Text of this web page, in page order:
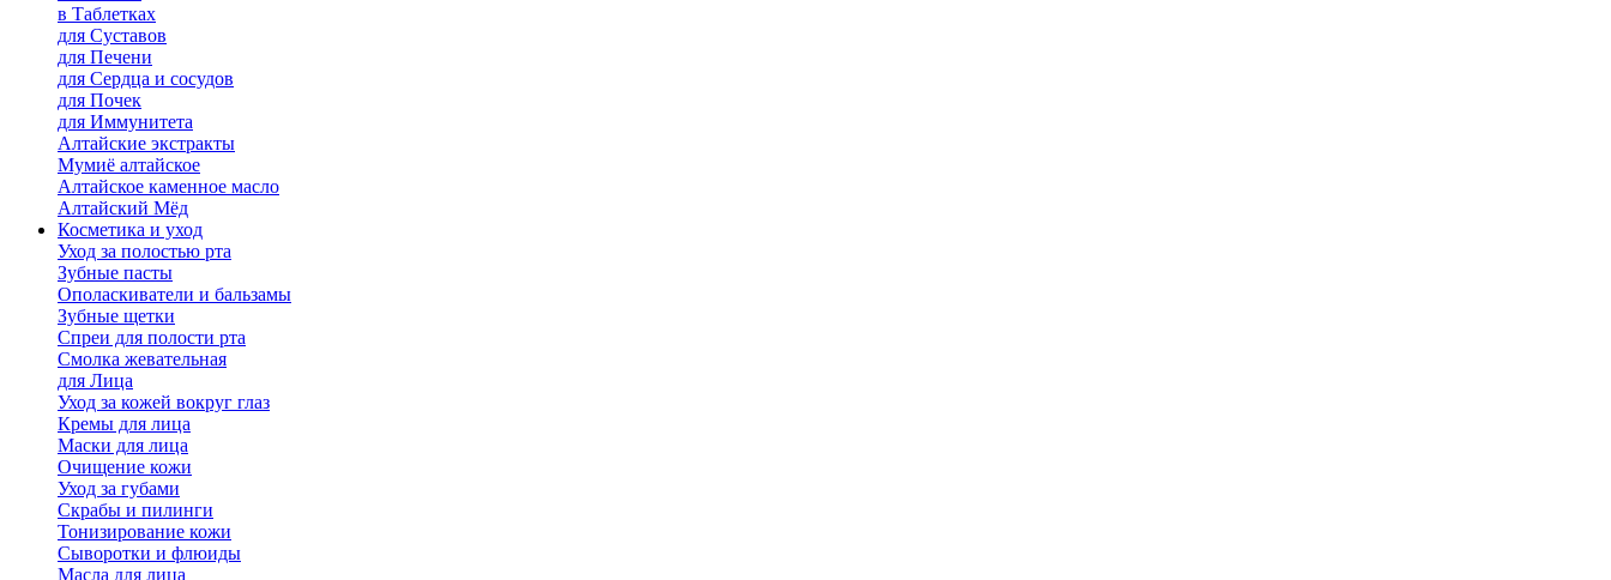
в Таблетках
для Cуставов
для Печени
для Сердца и сосудов
для Почек
для Иммунитета
Алтайские экстракты
Мумиё алтайское
Алтайское каменное масло
Алтайский Мёд
Косметика и уход
Уход за полостью рта
Зубные пасты
Ополаскиватели и бальзамы
Зубные щетки
Спреи для полости рта
Смолка жевательная
для Лица
Уход за кожей вокруг глаз
Кремы для лица
Маски для лица
Очищение кожи
Уход за губами
Скрабы и пилинги
Тонизирование кожи
Сыворотки и флюиды
Масла для лица